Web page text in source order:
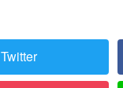
Twitter